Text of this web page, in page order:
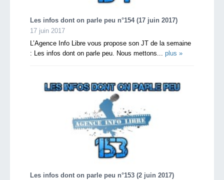
Les infos dont on parle peu n°154 (17 juin 2017)
17 juin 2017
L’Agence Info Libre vous propose son JT de la semaine
: Les infos dont on parle peu. Nous mettons... plus »
Les infos dont on parle peu n°153 (2 juin 2017)